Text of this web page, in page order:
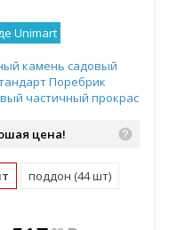
Unimart
камень садовый
Поребрик
частичный прокрас
цена!
поддон (44 шт)